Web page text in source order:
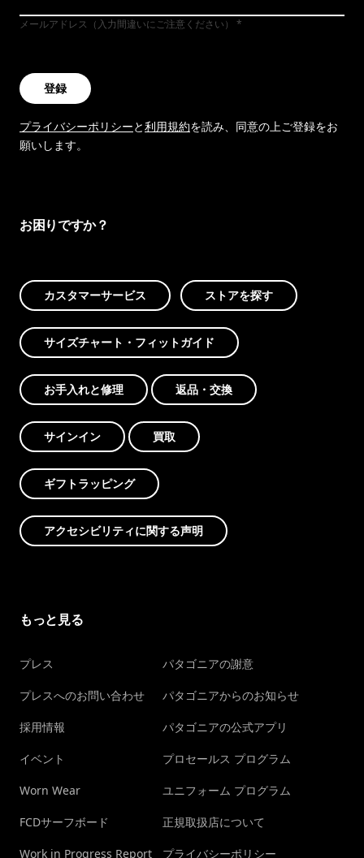
メールアドレス（入力間違いにご注意ください）
登録
プライバシーポリシーと利用規約を読み、同意の上ご登録をお
願いします。
お困りですか？
カスタマーサービス ストアを探す
サイズチャート・フィットガイド
お手入れと修理 返品・交換
サインイン 買取
ギフトラッピング
アクセシビリティに関する声明
もっと見る
プレス
プレスへのお問い合わせ
採用情報
イベント
Worn Wear
FCDサーフボード
Work in Progress Report
パタゴニアの謝意
パタゴニアからのお知らせ
パタゴニアの公式アプリ
プロセールス プログラム
ユニフォーム プログラム
正規取扱店について
プライバシーポリシー